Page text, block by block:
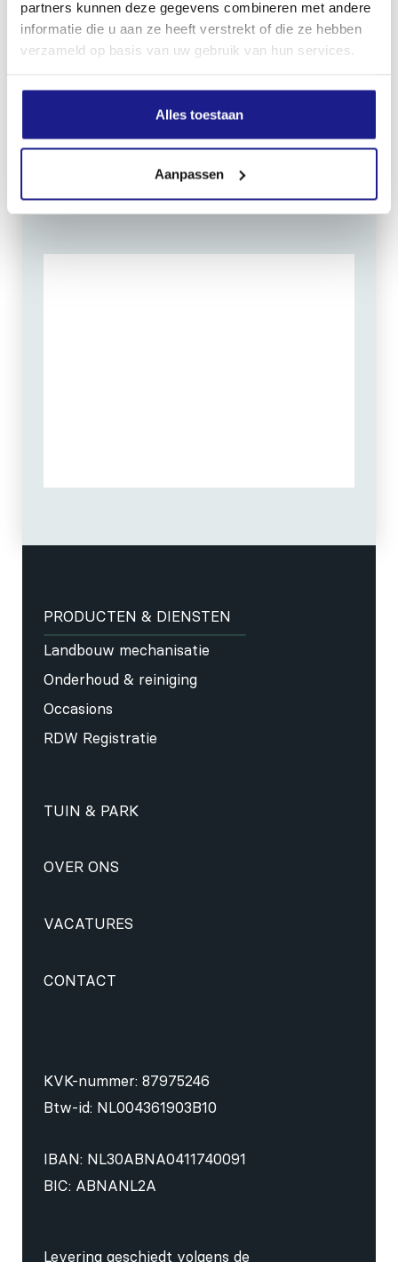
partners kunnen deze gegevens combineren met andere
informatie die u aan ze heeft verstrekt of die ze hebben
verzameld op basis van uw gebruik van hun services.
Alles toestaan
Aanpassen
Maandag t/m vrijdag: 07:30 - 17:00
09:00 - 12:00
Zondag: gesloten
Routebeschrijving
PRODUCTEN & DIENSTEN
Landbouw mechanisatie
Onderhoud & reiniging
Occasions
RDW Registratie
TUIN & PARK
OVER ONS
VACATURES
CONTACT
KVK-nummer: 87975246
Btw-id: NL004361903B10
IBAN: NL30ABNA0411740091
BIC: ABNANL2A
Levering geschiedt volgens de